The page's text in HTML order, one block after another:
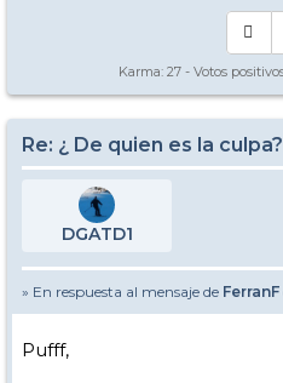
Karma: 27 - Votos
Re: ¿ De quien es la culpa?
DGATD1
» En respuesta al mensaje de FerranF
Pufff,